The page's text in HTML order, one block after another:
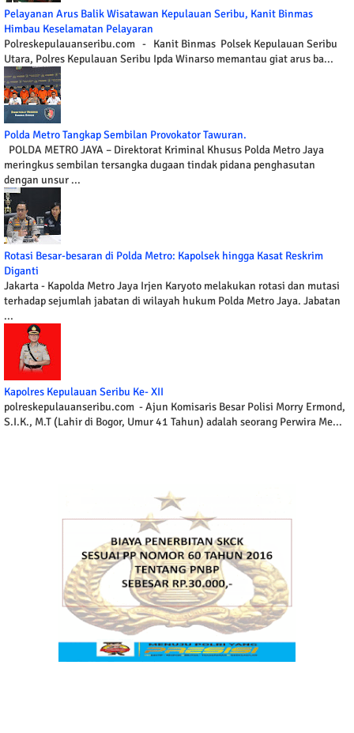
Pelayanan Arus Balik Wisatawan Kepulauan Seribu, Kanit Binmas
Himbau Keselamatan Pelayaran
Polreskepulauanseribu.com - Kanit Binmas Polsek Kepulauan Seribu
Utara, Polres Kepulauan Seribu Ipda Winarso memantau giat arus ba...
Polda Metro Tangkap Sembilan Provokator Tawuran.
POLDA METRO JAYA – Direktorat Kriminal Khusus Polda Metro Jaya
meringkus sembilan tersangka dugaan tindak pidana penghasutan
dengan unsur ...
Rotasi Besar-besaran di Polda Metro: Kapolsek hingga Kasat Reskrim
Diganti
Jakarta - Kapolda Metro Jaya Irjen Karyoto melakukan rotasi dan mutasi
terhadap sejumlah jabatan di wilayah hukum Polda Metro Jaya. Jabatan
...
Kapolres Kepulauan Seribu Ke- XII
polreskepulauanseribu.com - Ajun Komisaris Besar Polisi Morry Ermond,
S.I.K., M.T (Lahir di Bogor, Umur 41 Tahun) adalah seorang Perwira Me...